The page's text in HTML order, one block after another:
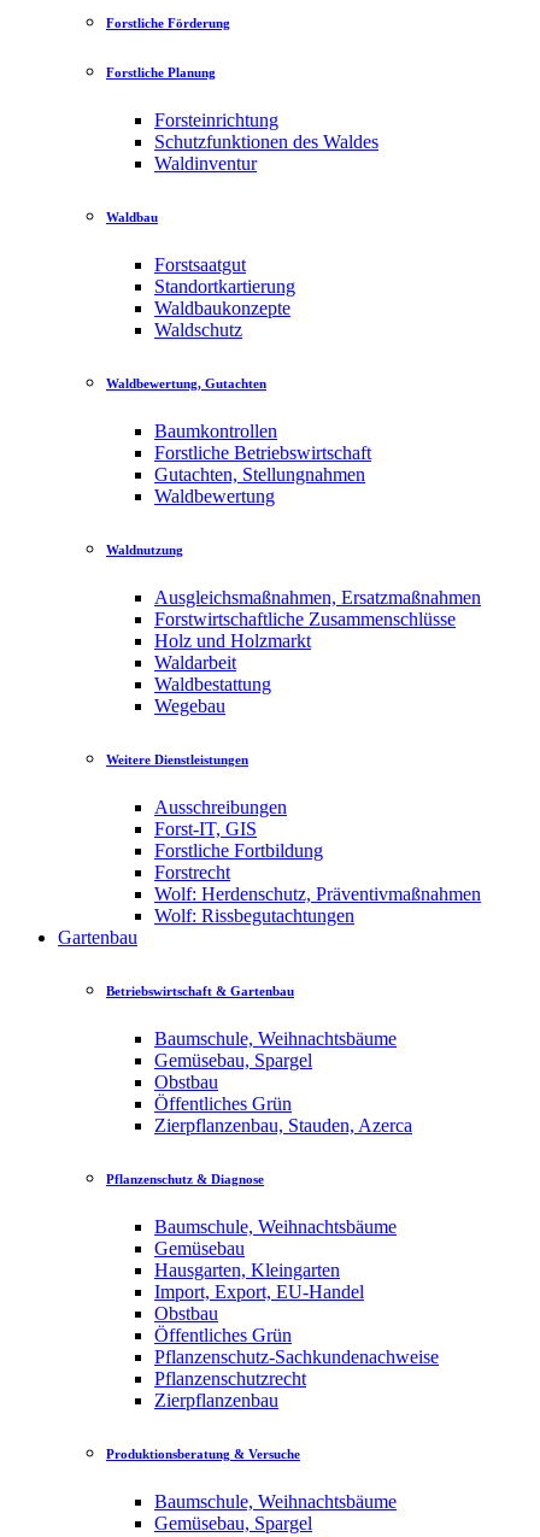
Forstliche Förderung
Forstliche Planung
Forsteinrichtung
Schutzfunktionen des Waldes
Waldinventur
Waldbau
Forstsaatgut
Standortkartierung
Waldbaukonzepte
Waldschutz
Waldbewertung, Gutachten
Baumkontrollen
Forstliche Betriebswirtschaft
Gutachten, Stellungnahmen
Waldbewertung
Waldnutzung
Ausgleichsmaßnahmen, Ersatzmaßnahmen
Forstwirtschaftliche Zusammenschlüsse
Holz und Holzmarkt
Waldarbeit
Waldbestattung
Wegebau
Weitere Dienstleistungen
Ausschreibungen
Forst-IT, GIS
Forstliche Fortbildung
Forstrecht
Wolf: Herdenschutz, Präventivmaßnahmen
Wolf: Rissbegutachtungen
Gartenbau
Betriebswirtschaft & Gartenbau
Baumschule, Weihnachtsbäume
Gemüsebau, Spargel
Obstbau
Öffentliches Grün
Zierpflanzenbau, Stauden, Azerca
Pflanzenschutz & Diagnose
Baumschule, Weihnachtsbäume
Gemüsebau
Hausgarten, Kleingarten
Import, Export, EU-Handel
Obstbau
Öffentliches Grün
Pflanzenschutz-Sachkundenachweise
Pflanzenschutzrecht
Zierpflanzenbau
Produktionsberatung & Versuche
Baumschule, Weihnachtsbäume
Gemüsebau, Spargel